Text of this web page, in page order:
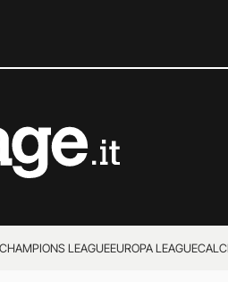
CHAMPIONS LEAGUEEUROPA LEAGUE